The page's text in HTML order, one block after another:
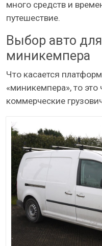
много средств и
путешествие.
Выбор авто
миникемпера
Что касается
«миникемпера», то
коммерческие